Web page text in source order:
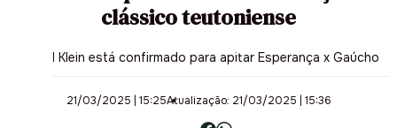
clássico teutoniense
Rafael Klein está confirmado para apitar Esperança x Gaúcho
21/03/2025 | 15:25Atualização: 21/03/2025 | 15:36